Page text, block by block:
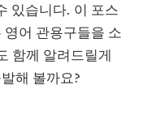
있습니다. 이 포스
어 관용구들을 소
함께 알려드릴게
해 볼까요?